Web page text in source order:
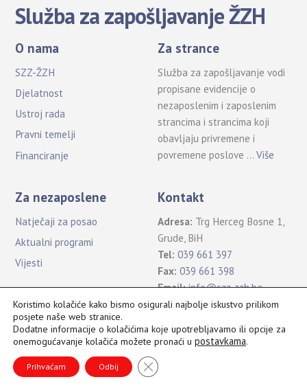
Služba za zapošljavanje ŽZH
O nama
SZZ-ŽZH
Djelatnost
Ustroj rada
Pravni temelji
Financiranje
Za strance
Služba za zapošljavanje vodi
propisane evidencije o
nezaposlenim i zaposlenim
strancima i strancima koji
obavljaju privremene i
povremene poslove …Više
Za nezaposlene
Natječaji za posao
Aktualni programi
Vijesti
Kontakt
Adresa: Trg Herceg Bosne 1,
Grude, BiH
Tel: 039 661 397
Fax: 039 661 398
Email: info@szz-zzh.ba
Sva prava pridržana Služba za zapošljavanje ŽZH ©2021
Koristimo kolačiće kako bismo osigurali najbolje iskustvo prilikom
posjete naše web stranice.
Dodatne informacije o kolačićima koje upotrebljavamo ili opcije za
onemogućavanje kolačića možete pronaći u postavkama.
Prihvaćam Odbij CLOSE GDPR COOKIE BANNER